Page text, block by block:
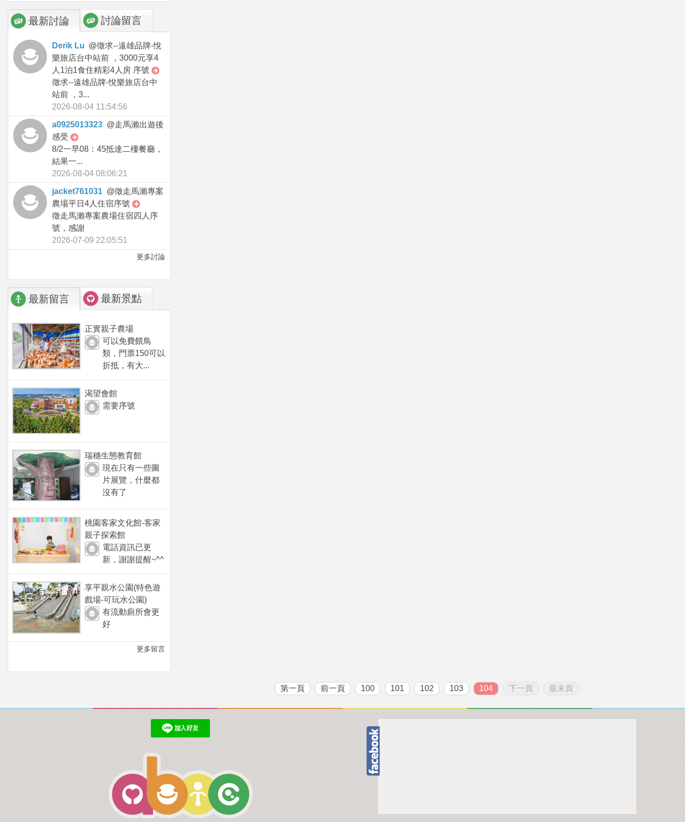
最新討論 討論留言
Derik Lu @徵求--遠雄品牌-悅
樂旅店台中站前 ，3000元享4
人1泊1食住精彩4人房 序號
徵求--遠雄品牌-悅樂旅店台中
站前 ，3...
2026-08-04 11:54:56
a0925013323 @走馬瀨出遊後
感受
8/2一早08：45抵達二樓餐廳，
結果一...
2026-08-04 08:06:21
jacket761031 @徵走馬瀨專案
農場平日4人住宿序號
徵走馬瀨專案農場住宿四人序
號，感謝
2026-07-09 22:05:51
更多討論
最新留言 最新景點
正實親子農場
可以免費餵鳥
類，門票150可以
折抵，有大...
渴望會館
需要序號
瑞穗生態教育館
現在只有一些圖
片展覽，什麼都
沒有了
桃園客家文化館-客家
親子探索館
電話資訊已更
新，謝謝提醒~^^
享平親水公園(特色遊
戲場-可玩水公園)
有流動廁所會更
好
更多留言
第一頁 前一頁 100 101 102 103 104 下一頁 最末頁